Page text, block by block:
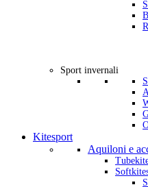
Sport invernali
Kitesport
Aquiloni e